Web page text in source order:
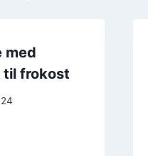
med
til frokost